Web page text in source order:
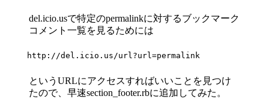
del.icio.usで特定のpermalinkに対するブックマーク
コメント一覧を見るためには
http://del.icio.us/url?url=permalink
というURLにアクセスすればいいことを見つけ
たので、早速section_footer.rbに追加してみた。